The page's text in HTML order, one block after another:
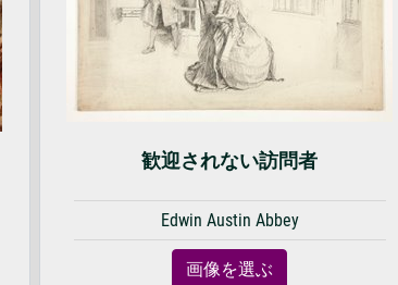
歓迎されない訪問者
Edwin Austin Abbey
画像を選ぶ